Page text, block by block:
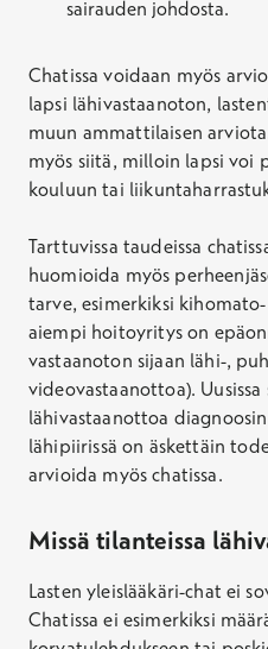
sairauden johdosta.
Chatissa voidaan myös
lapsi lähivastaanoton,
muun ammattilaisen
myös siitä, milloin lapsi voi
kouluun tai
Tarttuvissa taudeissa
huomioida myös
tarve, esimerkiksi kihomato-
aiempi hoitoyritys on
vastaanoton sijaan lähi-,
videovastaanottoa). Uusissa
lähivastaanottoa
lähipiirissä on äskettäin
arvioida myös chatissa.
Missä tilanteissa
Lasten yleislääkäri-chat ei
Chatissa ei esimerkiksi